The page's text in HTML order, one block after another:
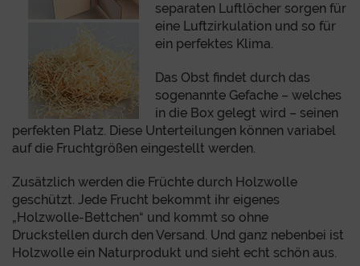
separaten Luftlöcher sorgen für
eine Luftzirkulation und so für
ein perfektes Klima.
Das Obst findet durch das
sogenannte Gefache – welches
in die Box gelegt wird – seinen
perfekten Platz. Diese Unterteilungen können variabel
auf die Fruchtgrößen eingestellt werden.
Zusätzlich werden die Früchte durch Holzwolle
geschützt. Jede Frucht bekommt ihr eigenes
„Holzwolle-Bettchen“ und kommt so ohne
Druckstellen durch den Versand. Und ganz nebenbei ist
Holzwolle ein Naturprodukt und sieht echt schön aus.